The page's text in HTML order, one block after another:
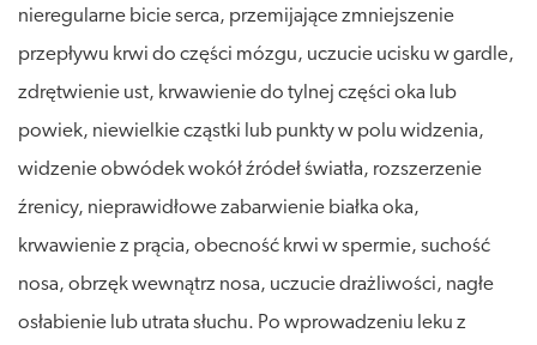
nieregularne bicie serca, przemijające zmniejszenie
przepływu krwi do części mózgu, uczucie ucisku w gardle,
zdrętwienie ust, krwawienie do tylnej części oka lub
powiek, niewielkie cząstki lub punkty w polu widzenia,
widzenie obwódek wokół źródeł światła, rozszerzenie
źrenicy, nieprawidłowe zabarwienie białka oka,
krwawienie z prącia, obecność krwi w spermie, suchość
nosa, obrzęk wewnątrz nosa, uczucie drażliwości, nagłe
osłabienie lub utrata słuchu. Po wprowadzeniu leku z